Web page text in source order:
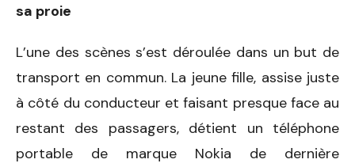
sa proie
L’une des scènes s’est déroulée dans un but de
transport en commun. La jeune fille, assise juste
à côté du conducteur et faisant presque face au
restant des passagers, détient un téléphone
portable de marque Nokia de dernière